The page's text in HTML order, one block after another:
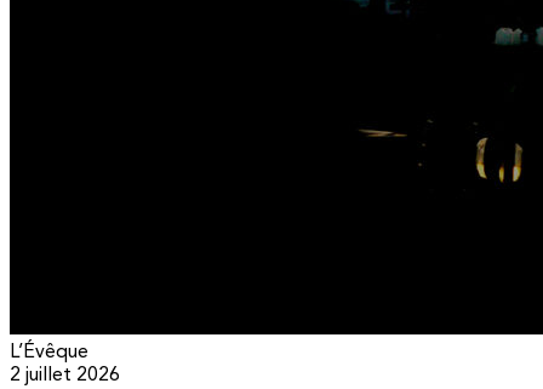
L’Évêque
2 juillet 2026